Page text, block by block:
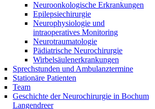
Neuroonkologische Erkrankungen
Epilepsiechirurgie
Neurophysiologie und
intraoperatives Monitoring
Neurotraumatologie
Pädiatrische Neurochirurgie
Wirbelsäulenerkrankungen
Sprechstunden und Ambulanztermine
Stationäre Patienten
Team
Geschichte der Neurochirurgie in Bochum
Langendreer